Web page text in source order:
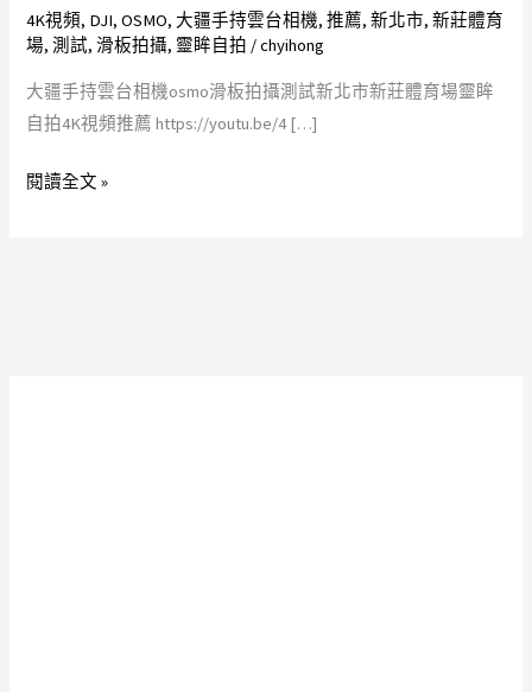
4K視頻, DJI,OSMO,大疆手持雲台相機,推薦,新北市,新莊體育
場,測試,滑板拍攝, 靈眸自拍 /chyihong
大疆手持雲台相機osmo滑板拍攝測試新北市新莊體育場靈眸
自拍4K視頻推薦 https://youtu.be/4 […]
相
機
osmo
滑
拍
閱讀全文 »